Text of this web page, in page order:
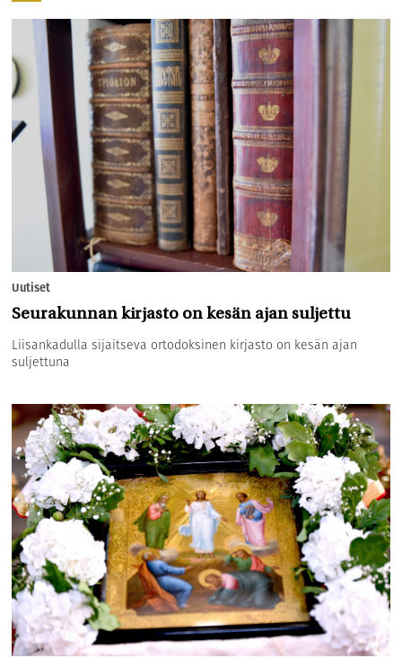
Uutiset
Seurakunnan kirjasto on kesän ajan suljettu
Liisankadulla sijaitseva ortodoksinen kirjasto on kesän ajan
suljettuna